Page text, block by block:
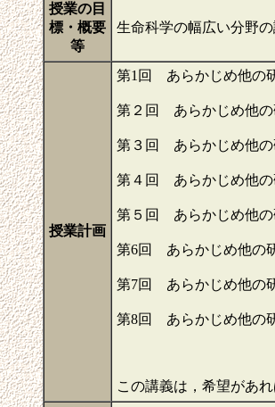
授業の目
標・概要
等
生命科学の幅広い分野
授業計画
第1回 あらかじめ他の
第２回 あらかじめ他の
第３回 あらかじめ他の
第４回 あらかじめ他の
第５回 あらかじめ他の
第6回 あらかじめ他の
第7回 あらかじめ他の
第8回 あらかじめ他の
この講義は，希望があ